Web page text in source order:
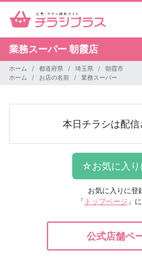
業務スーパー 朝霞店
ホーム 都道府県 埼玉県
朝霞市
ホーム
お店の名前 業務スーパー
本日チラシは配
お気に入りに登
「 トップページ 」
公式店舗ペ